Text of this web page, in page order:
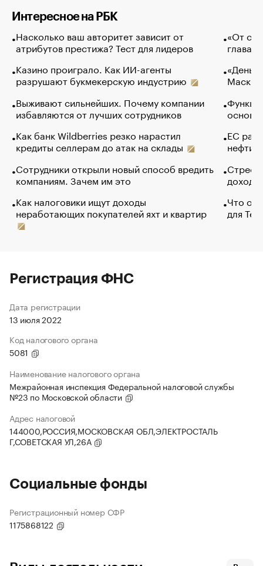
Интересное на РБК
Насколько ваш авторитет зависит от
атрибутов престижа? Тест для лидеров
Казино проиграло. Как ИИ-агенты
разрушают букмекерскую индустрию
Выживают сильнейших. Почему компании
избавляются от лучших сотрудников
Как банк Wildberries резко нарастил
кредиты селлерам до атак на склады
Сотрудники открыли новый способ вредить
компаниям. Зачем им это
Как налоговики ищут доходы
неработающих покупателей яхт и квартир
«От
глава
Маск в
основ
ЕС
нефти
Что
для
Регистрация ФНС
Дата регистрации
13 июля 2022
Код налогового органа
5081
Наименование налогового органа
Межрайонная инспекция Федеральной налоговой службы
№23 по Московской области
Адрес налоговой
144000,РОССИЯ,МОСКОВСКАЯ ОБЛ,ЭЛЕКТРОСТАЛЬ
Г,СОВЕТСКАЯ УЛ,26А
Социальные фонды
Регистрационный номер СФР
1175868122